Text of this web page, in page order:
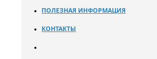
ПОЛЕЗНАЯ ИНФОРМАЦИЯ
КОНТАКТЫ